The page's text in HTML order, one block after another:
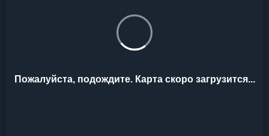
Пожалуйста, подождите. Карта скоро загрузится...